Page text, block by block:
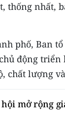
nhất,
phố, Ban
động
chất lượng
mở rộng